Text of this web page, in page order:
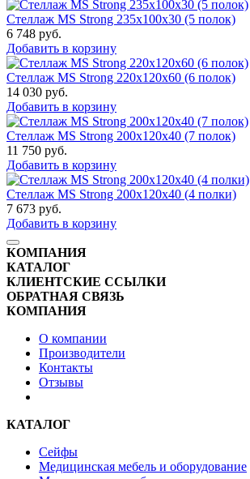
Стеллаж MS Strong 235x100x30 (5 полок)
6 748 руб.
Добавить в корзину
Стеллаж MS Strong 220x120x60 (6 полок)
14 030 руб.
Добавить в корзину
Стеллаж MS Strong 200x120x40 (7 полок)
11 750 руб.
Добавить в корзину
Стеллаж MS Strong 200x120x40 (4 полки)
7 673 руб.
Добавить в корзину
КОМПАНИЯ
КАТАЛОГ
КЛИЕНТСКИЕ ССЫЛКИ
ОБРАТНАЯ СВЯЗЬ
КОМПАНИЯ
О компании
Производители
Контакты
Отзывы
КАТАЛОГ
Сейфы
Медицинская мебель и оборудование